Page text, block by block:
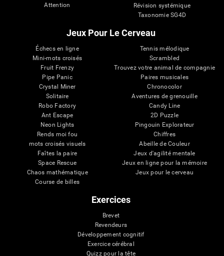
Attention
Révision systémique
Taxonomie SG4D
Jeux Pour Le Cerveau
Échecs en ligne
Mini-mots croisés
Fruit Frenzy
Pipe Panic
Crystal Miner
Solitaire
Robo Factory
Ant Escape
Neon Lights
Rends moi fou
mots croisés visuels
Faîtes la paire
Space Rescue
Chaos mathématique
Course de billes
Tennis mélodique
Scrambled
Trouvez votre animal de compagnie
Paires musicales
Chronocolor
Aventures de grenouille
Candy Line
2D Puzzle
Pingouin Explorateur
Chiffres
Abeille de Couleur
Jeux d'agilité mentale
Jeux en ligne pour la mémoire
Jeux pour le cerveau
Exercices
Brevet
Revendeurs
Développement cognitif
Exercice cérébral
Quizz pour la tête